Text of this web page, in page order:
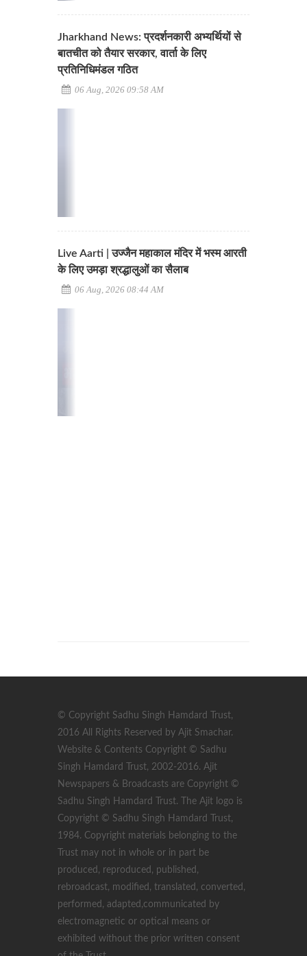
Jharkhand News: प्रदर्शनकारी अभ्यर्थियों से
बातचीत को तैयार सरकार, वार्ता के लिए
प्रतिनिधिमंडल गठित
06 Aug, 2026 09:58 AM
Live Aarti | उज्जैन महाकाल मंदिर में भस्म आरती
के लिए उमड़ा श्रद्धालुओं का सैलाब
06 Aug, 2026 08:44 AM
© Copyright Sadhu Singh Hamdard Trust,
2016 All Rights Reserved by Ajit Smachar.
Website & Contents Copyright © Sadhu
Singh Hamdard Trust, 2002-2016. Ajit
Newspapers & Broadcasts are Copyright ©
Sadhu Singh Hamdard Trust. The Ajit logo is
Copyright © Sadhu Singh Hamdard Trust,
1984. Copyright materials belonging to the
Trust may not in whole or in part be
produced, reproduced, published,
rebroadcast, modified, translated, converted,
performed, adapted,communicated by
electromagnetic or optical means or
exhibited without the prior written consent